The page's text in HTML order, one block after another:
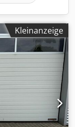
Kleinanzeige